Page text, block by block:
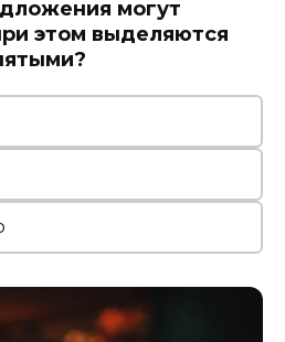
могут
этом выделяются